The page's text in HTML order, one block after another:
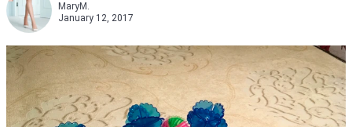
MaryM.
January 12, 2017